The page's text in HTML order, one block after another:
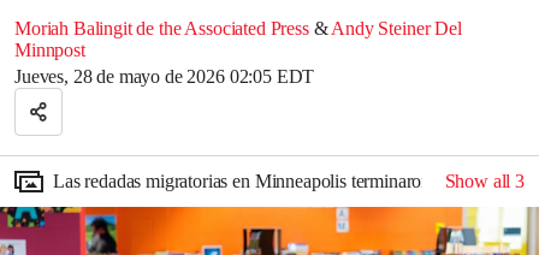
Moriah Balingit de the Associated Press & Andy Steiner Del
Minnpost
Jueves, 28 de mayo de 2026 02:05 EDT
Las redadas migratorias en Minneapolis terminaron hace meses.
Show all3